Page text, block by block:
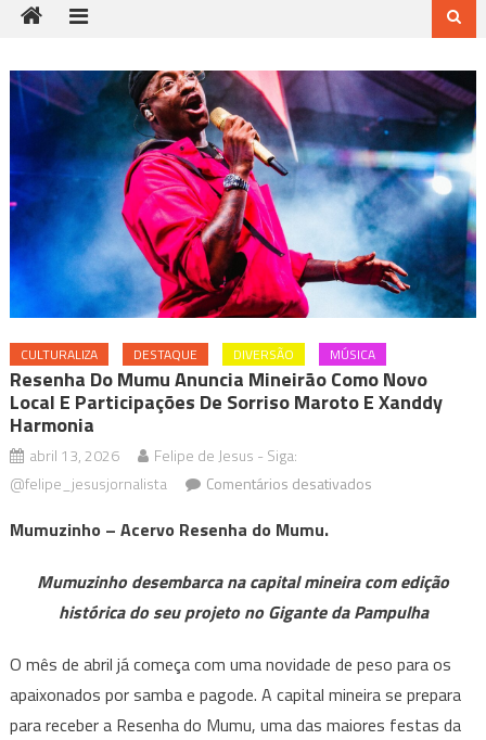
CULTURALIZA DESTAQUE DIVERSÃO MÚSICA
Resenha Do Mumu Anuncia Mineirão Como Novo
Local E Participações De Sorriso Maroto E Xanddy
Harmonia
abril 13, 2026
Felipe de Jesus - Siga:
@felipe_jesusjornalista
Comentários desativadosem
anuncia
Mineirão
novo
local
e
Mumuzinho – Acervo Resenha do Mumu.
Mumuzinho desembarca na capital mineira com edição
histórica do seu projeto no Gigante da Pampulha
O mês de abril já começa com uma novidade de peso para os
apaixonados por samba e pagode. A capital mineira se prepara
para receber a Resenha do Mumu, uma das maiores festas da